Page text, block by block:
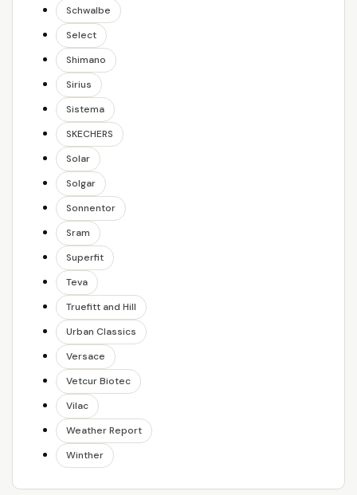
Schwalbe
Select
Shimano
Sirius
Sistema
SKECHERS
Solar
Solgar
Sonnentor
Sram
Superfit
Teva
Truefitt and Hill
Urban Classics
Versace
Vetcur Biotec
Vilac
Weather Report
Winther